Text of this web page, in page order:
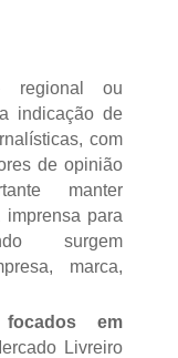
ou
indicação de
com
de opinião
manter
imprensa para
surgem
marca,
em
Livreiro